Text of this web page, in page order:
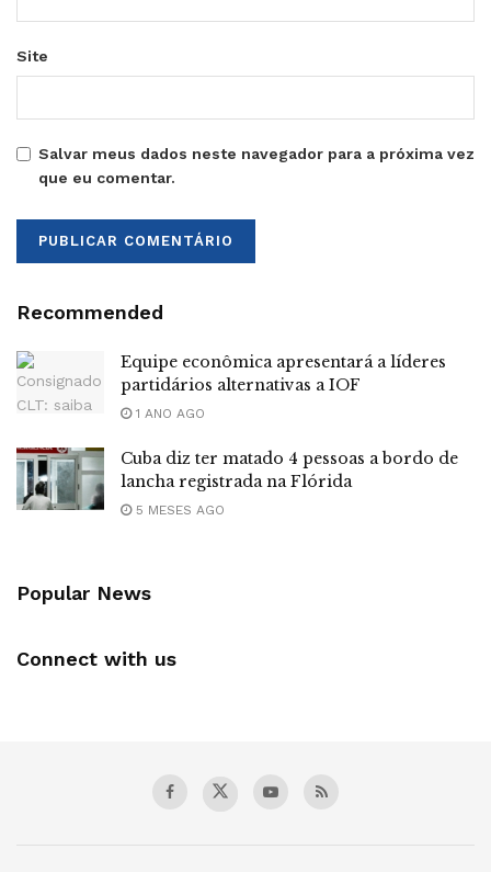
Site
Salvar meus dados neste navegador para a próxima vez
que eu comentar.
Recommended
Equipe econômica apresentará a líderes
partidários alternativas a IOF
1 ANO AGO
Cuba diz ter matado 4 pessoas a bordo de
lancha registrada na Flórida
5 MESES AGO
Popular News
Connect with us